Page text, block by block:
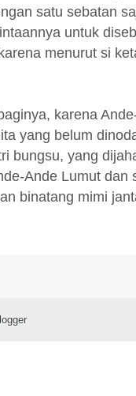
satu sebatan
untuk
menurut si
karena
yang belum
bungsu, yang
Ande Lumut dan
binatang mimi